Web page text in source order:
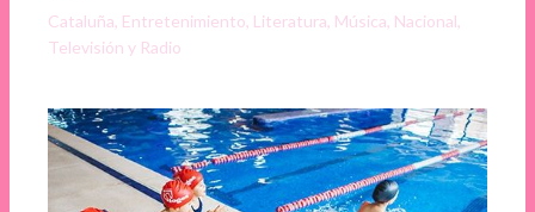
Cataluña, Entretenimiento, Literatura, Música, Nacional,
Televisión y Radio